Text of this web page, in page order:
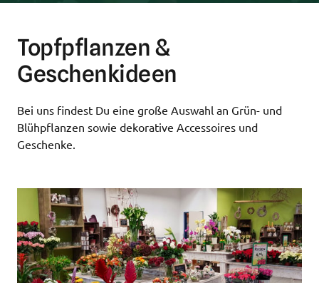
Topfpflanzen &
Geschenkideen
Bei uns findest Du eine große Auswahl an Grün- und
Blühpflanzen sowie dekorative Accessoires und
Geschenke.